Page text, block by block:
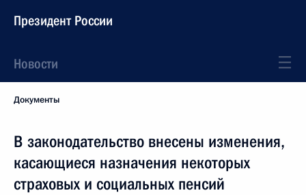
Президент России
Новости
Документы
В законодательство внесены изменения,
касающиеся назначения некоторых
страховых и социальных пенсий